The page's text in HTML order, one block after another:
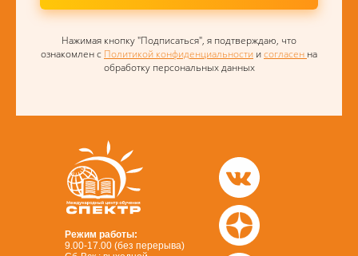
Нажимая кнопку "Подписаться", я подтверждаю, что
ознакомлен с Политикой конфиденциальности исогласен на
обработку персональных данных
Режим работы:
9.00-17.00 (без перерыва)